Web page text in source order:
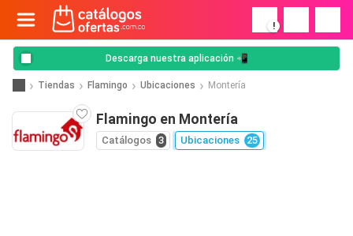
!
Descarga nuestra aplicación 📲
Tiendas Flamingo Ubicaciones Montería
Flamingo en Montería
Catálogos 3 Ubicaciones 25